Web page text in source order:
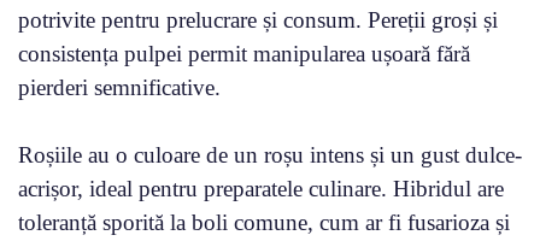
potrivite pentru prelucrare și consum. Pereții groși și
consistența pulpei permit manipularea ușoară fără
pierderi semnificative.
Roșiile au o culoare de un roșu intens și un gust dulce-
acrișor, ideal pentru preparatele culinare. Hibridul are
toleranță sporită la boli comune, cum ar fi fusarioza și